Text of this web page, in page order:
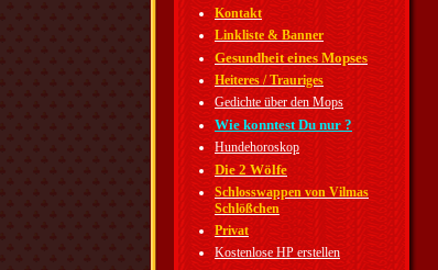
Kontakt
Linkliste & Banner
Gesundheit eines Mopses
Heiteres / Trauriges
Gedichte über den Mops
Wie konntest Du nur ?
Hundehoroskop
Die 2 Wölfe
Schlosswappen von Vilmas
Schlößchen
Privat
Kostenlose HP erstellen